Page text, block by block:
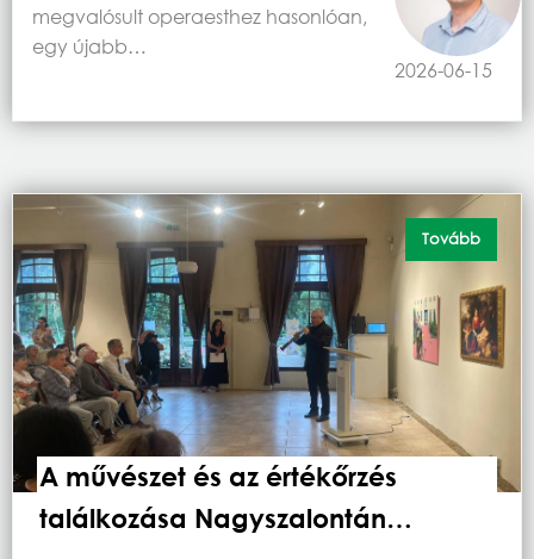
2026-06-15
megvalósult operaesthez hasonlóan,
egy újabb…
A művészet és az értékőrzés
találkozása Nagyszalontán…
Tovább